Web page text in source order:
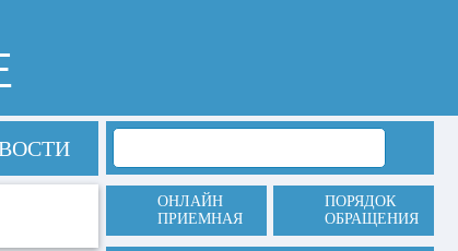
ОНЛАЙН
ПРИЕМНАЯ
ПОРЯДОК
ОБРАЩЕНИЯ